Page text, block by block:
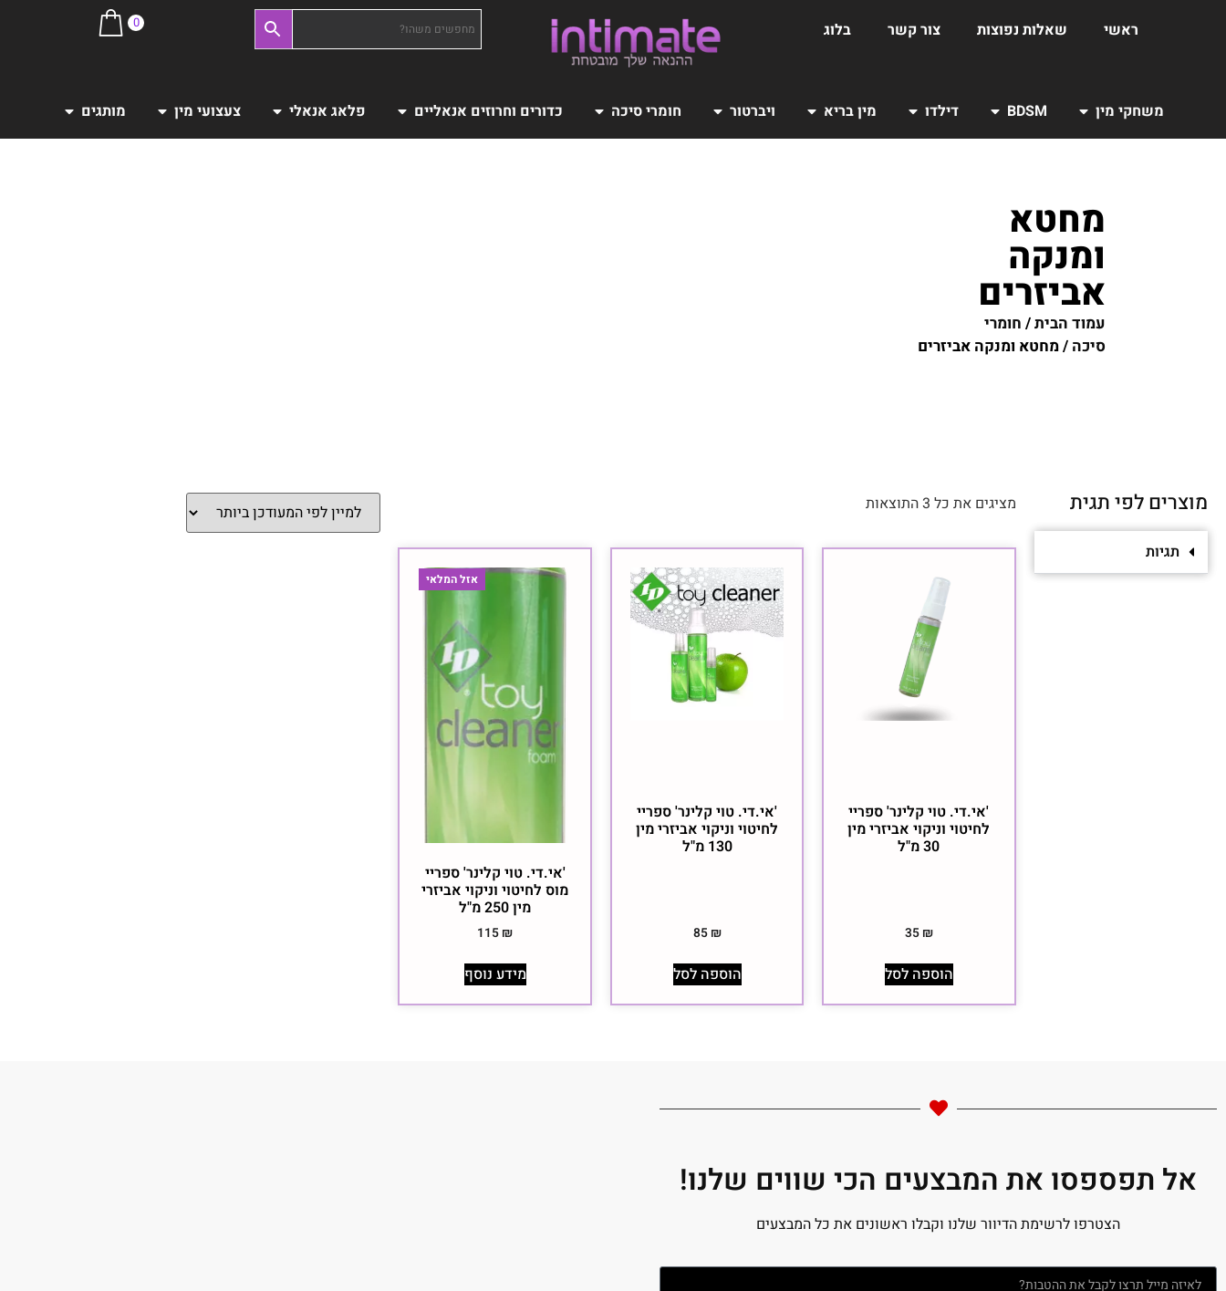
ראשי שאלות נפוצות צור קשר בלוג 0
משחקי מין BDSM דילדו מין בריא ויברטור חומרי סיכה כדורים וחרוזים אנאליים פלאג אנאלי צעצועי מין מותגים
מחטא
ומנקה
אביזרים
עמוד הבית/ חומרי
סיכה / מחטא ומנקה אביזרים
מוצרים לפי תגית
תגיות
מציגים את כל ⁦3⁩ התוצאות
'אי.די. טוי קלינר' ספריי
לחיטוי וניקוי אביזרי מין
30 מ"ל
35 ₪
הוספה לסל
'אי.די. טוי קלינר' ספריי
לחיטוי וניקוי אביזרי מין
130 מ"ל
85 ₪
הוספה לסל
אזל המלאי
'אי.די. טוי קלינר' ספריי
מוס לחיטוי וניקוי אביזרי
מין 250 מ"ל
115 ₪
מידע נוסף
אל תפספסו את המבצעים הכי שווים שלנו!
הצטרפו לרשימת הדיוור שלנו וקבלו ראשונים את כל המבצעים